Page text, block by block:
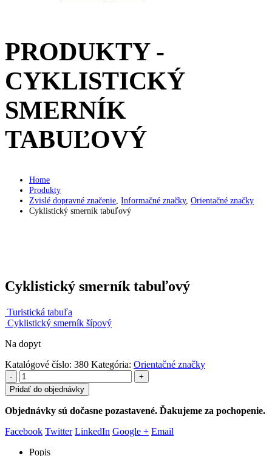
PRODUKTY -
CYKLISTICKÝ
SMERNÍK
TABUĽOVÝ
Home
Produkty
Zvislé dopravné značenie Informačné značky, Orientačné značky
Cyklistický smerník tabuľový
Cyklistický smerník tabuľový
Turistická tabuľa
Cyklistický smerník šípový
Na dopyt
Katalógové číslo: 380 Kategória: Orientačné značky
-
+
Pridať do objednávky
Objednávky sú dočasne pozastavené. Ďakujeme za pochopenie.
Facebook Twitter LinkedIn Google + Email
Popis